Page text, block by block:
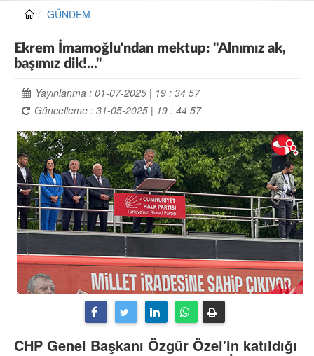
GÜNDEM
Ekrem İmamoğlu'ndan mektup: "Alnımız ak,
başımız dik!..."
Yayınlanma : 01-07-2025 | 19 : 34 57
Güncelleme : 31-05-2025 | 19 : 44 57
CHP Genel Başkanı Özgür Özel'in katıldığı